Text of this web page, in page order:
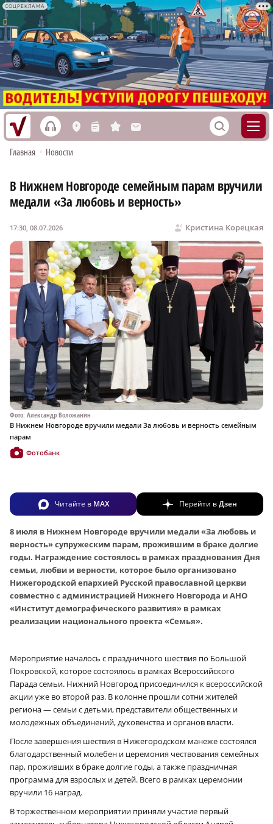
СОЦРЕКЛАМА
h L n s M S
Главная • Новости
В Нижнем Новгороде семейным парам вручили
медали «За любовь и верность»
Кристина Корецкая
17:30, 08.07.2026
Фото: Александр Воложанин
В Нижнем Новгороде вручили медали За любовь и верность семейным
парам
Фотобанк
Читайте в MAX Перейти вДзен
8 июля в Нижнем Новгороде вручили медали «За любовь и
верность» супружеским парам, прожившим в браке долгие
годы. Награждение состоялось в рамках празднования Дня
семьи, любви и верности, которое было организовано
Нижегородской епархией Русской православной церкви
совместно с администрацией Нижнего Новгорода и АНО
«Институт демографического развития» в рамках
реализации национального проекта «Семья».
Мероприятие началось с праздничного шествия по Большой
Покровской, которое состоялось в рамках Всероссийского
Парада семьи. Нижний Новгород присоединился к всероссийской
акции уже во второй раз. В колонне прошли сотни жителей
региона — семьи с детьми, представители общественных и
молодежных объединений, духовенства и органов власти.
После завершения шествия в Нижегородском манеже состоялся
благодарственный молебен и церемония чествования семейных
пар, проживших в браке долгие годы, а также праздничная
программа для взрослых и детей. Всего в рамках церемонии
вручили 16 наград.
В торжественном мероприятии приняли участие первый